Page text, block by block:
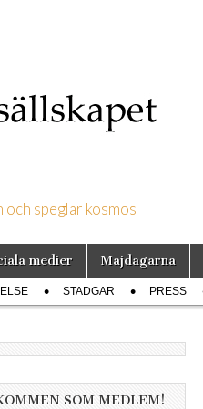
speglar kosmos
medier Majdagarna
STADGAR PRESS
SOM MEDLEM!